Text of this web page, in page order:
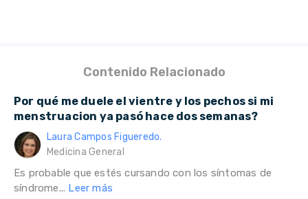
Contenido Relacionado
Por qué me duele el vientre y los pechos si mi
menstruacion ya pasó hace dos semanas?
Laura Campos Figueredo.
Medicina General
Es probable que estés cursando con los síntomas de
síndrome... Leer más